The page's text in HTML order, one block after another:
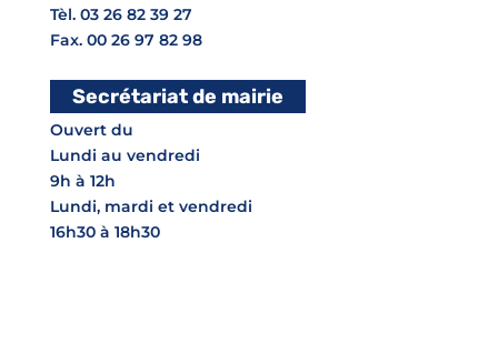
Tèl. 03 26 82 39 27
Fax. 00 26 97 82 98
Secrétariat de mairie
Ouvert du
Lundi au vendredi
9h à 12h
Lundi, mardi et vendredi
16h30 à 18h30